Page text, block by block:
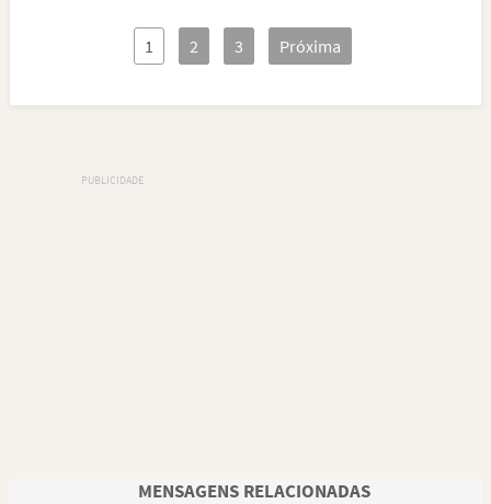
1 2 3 Próxima
MENSAGENS RELACIONADAS